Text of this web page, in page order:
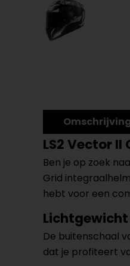
LS2 Vector
Ben je op zoek
Grid
hebt voor een
De buitenschaal
dat je profiteert